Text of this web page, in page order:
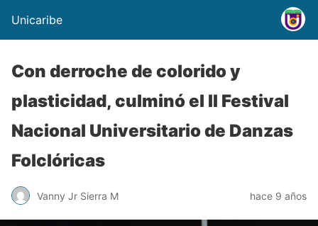
Unicaribe
Con derroche de colorido y
plasticidad, culminó el II Festival
Nacional Universitario de Danzas
Folclóricas
Vanny Jr Sierra M hace 9 años